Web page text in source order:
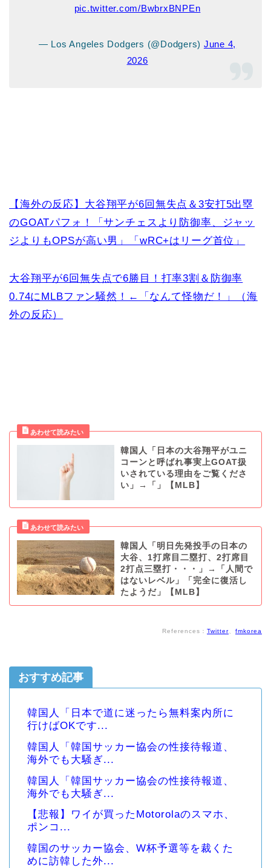
pic.twitter.com/BwbrxBNPEn
— Los Angeles Dodgers (@Dodgers) June 4,
2026
【海外の反応】大谷翔平が6回無失点＆3安打5出塁
のGOATパフォ！「サンチェスより防御率、ジャッ
ジよりもOPSが高い男」「wRC+はリーグ首位」
大谷翔平が6回無失点で6勝目！打率3割＆防御率
0.74にMLBファン騒然！←「なんて怪物だ！」（海
外の反応）
韓国人「日本の大谷翔平がユニ
コーンと呼ばれ事実上GOAT扱
いされている理由をご覧くださ
い」→「」【MLB】
韓国人「明日先発投手の日本の
大谷、1打席目二塁打、2打席目
2打点三塁打・・・」→「人間で
はないレベル」「完全に復活し
たようだ」【MLB】
References： Twitter fmkorea
おすすめ記事
韓国人「日本で道に迷ったら無料案内所に
行けばOKです...
韓国人「韓国サッカー協会の性接待報道、
海外でも大騒ぎ...
韓国人「韓国サッカー協会の性接待報道、
海外でも大騒ぎ...
【悲報】ワイが買ったMotorolaのスマホ、
ポンコ...
韓国のサッカー協会、W杯予選等を裁くた
めに訪韓した外...